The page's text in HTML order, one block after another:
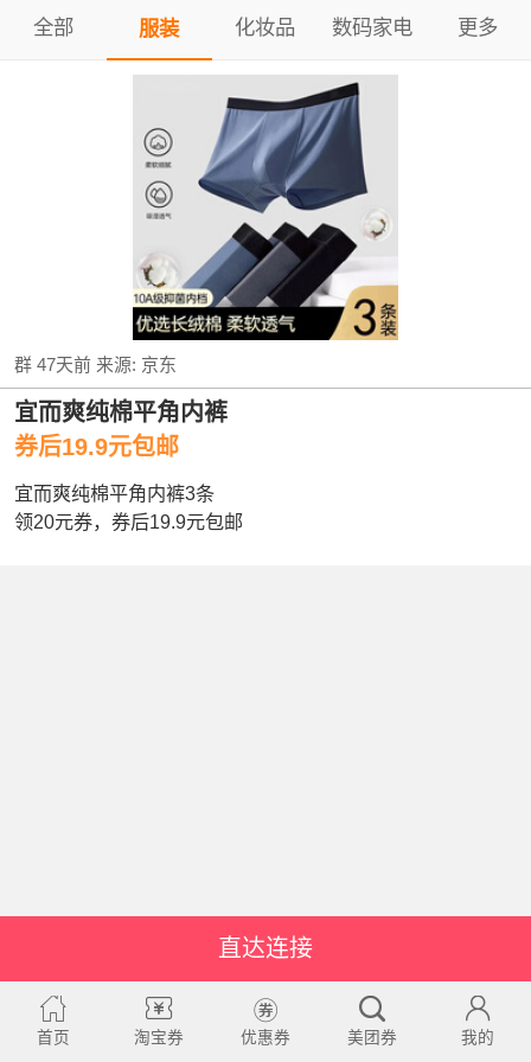
全部 服装 化妆品 数码家电 更多
群 47天前来源: 京东
宜而爽纯棉平角内裤
券后19.9元包邮
宜而爽纯棉平角内裤3条
领20元券，券后19.9元包邮
直达连接
首页 淘宝券 优惠券 美团券 我的